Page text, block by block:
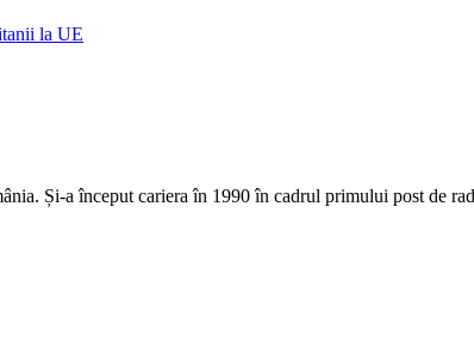
la UE
Și-a început cariera în 1990 în cadrul primului post de